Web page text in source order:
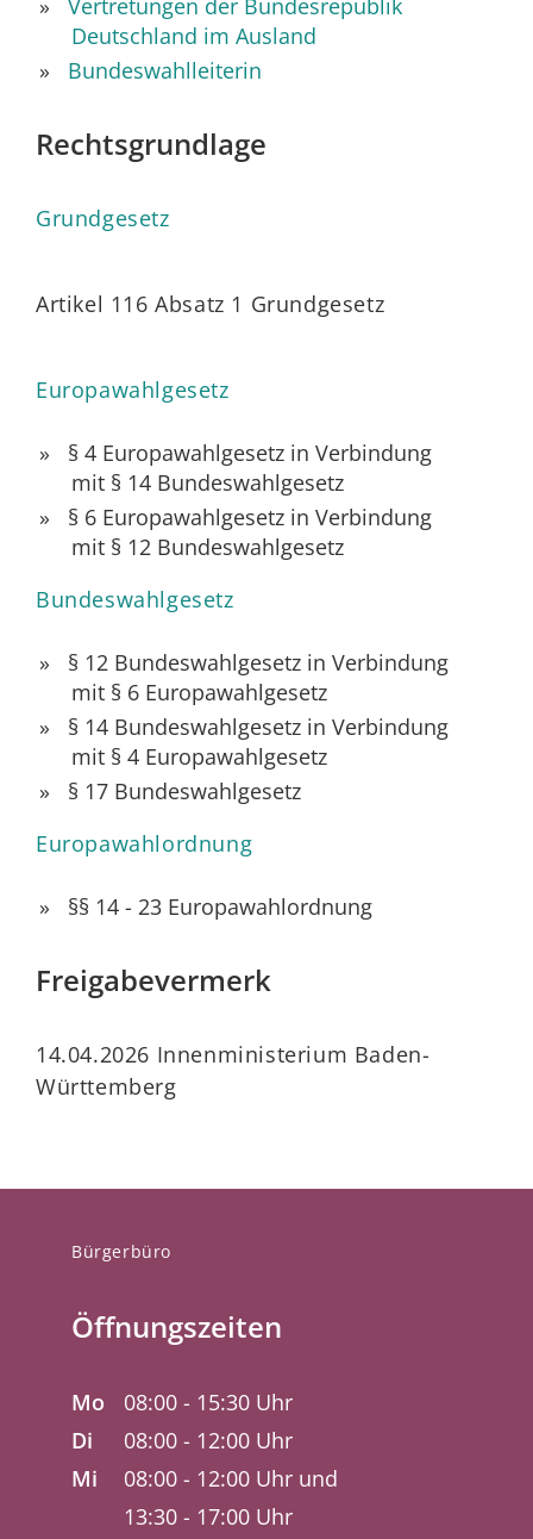
Vertretungen der Bundesrepublik
Deutschland im Ausland
Bundeswahlleiterin
Rechtsgrundlage
Grundgesetz
Artikel 116 Absatz 1 Grundgesetz
Europawahlgesetz
§ 4 Europawahlgesetz in Verbindung
mit § 14 Bundeswahlgesetz
§ 6 Europawahlgesetz in Verbindung
mit § 12 Bundeswahlgesetz
Bundeswahlgesetz
§ 12 Bundeswahlgesetz in Verbindung
mit § 6 Europawahlgesetz
§ 14 Bundeswahlgesetz in Verbindung
mit § 4 Europawahlgesetz
§ 17 Bundeswahlgesetz
Europawahlordnung
§§ 14 - 23 Europawahlordnung
Freigabevermerk
14.04.2026 Innenministerium Baden-
Württemberg
Bürgerbüro
Öffnungszeiten
Mo
08:00 - 15:30 Uhr
Di
08:00 - 12:00 Uhr
Mi
08:00 - 12:00 Uhr und
13:30 - 17:00 Uhr